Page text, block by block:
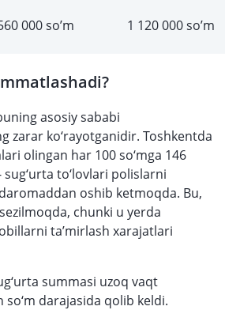
000 so’m 1 120 000 so’m
asosiy sababi
zarar ko‘rayotganidir. Toshkentda
olingan har 100 so‘mga 146
sug‘urta to‘lovlari polislarni
oshib ketmoqda. Bu,
chunki u yerda
ta’mirlash xarajatlari
summasi uzoq vaqt
darajasida qolib keldi.